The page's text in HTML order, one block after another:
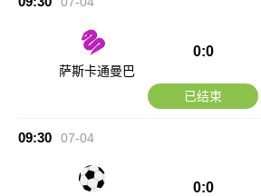
萨斯卡通曼巴
0:0
已结束
09:30 07-04
0:0